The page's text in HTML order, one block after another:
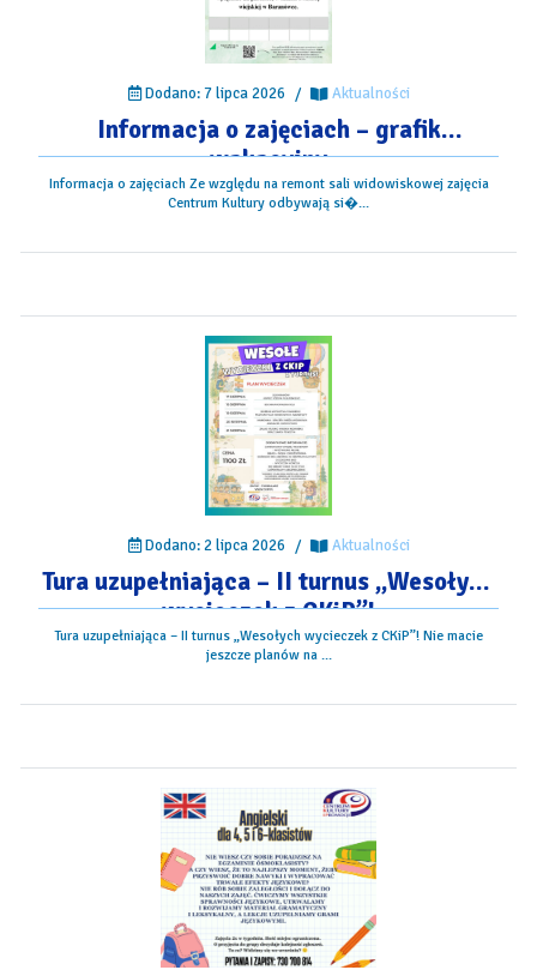
Dodano: 7 lipca 2026 / Aktualności
Informacja o zajęciach – grafik
wakacyjny
Informacja o zajęciach Ze względu na remont sali widowiskowej zajęcia
Centrum Kultury odbywają si�...
Dodano: 2 lipca 2026 / Aktualności
Tura uzupełniająca – II turnus „Wesołych
wycieczek z CKiP”!
Tura uzupełniająca – II turnus „Wesołych wycieczek z CKiP”! Nie macie
jeszcze planów na ...